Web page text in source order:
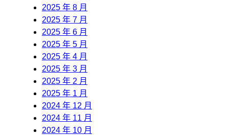
2025 年 8 月
2025 年 7 月
2025 年 6 月
2025 年 5 月
2025 年 4 月
2025 年 3 月
2025 年 2 月
2025 年 1 月
2024 年 12 月
2024 年 11 月
2024 年 10 月